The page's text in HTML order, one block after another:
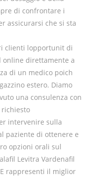
di confrontare i
assicurarsi che si sta
clienti lopportunit di
online direttamente a
di un medico poich
estero. Diamo
una consulenza con
intervenire sulla
paziente di ottenere e
opzioni orali sul
Levitra Vardenafil
rappresenti il miglior